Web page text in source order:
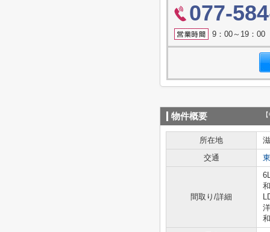
077-
9：00～19：00
物件概要
所在地
交通
間取り/詳細